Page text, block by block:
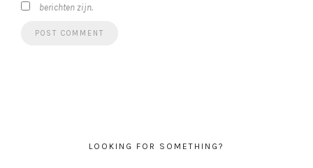
berichten zijn.
LOOKING FOR SOMETHING?